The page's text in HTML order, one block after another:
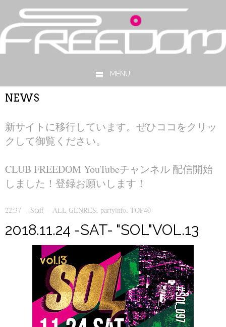
MENU
Skip to content
NEWS
新サイトに移行しています。ぜひココをクリッ
クして御覧ください。
CLUB FREEDOM YouTubeチャンネル 配信開始
しました！登録お願いします！
22:37 - Staff- ALL GENRES partyinfo TOP40
2018.11.24 -SAT- "SOL"VOL.13